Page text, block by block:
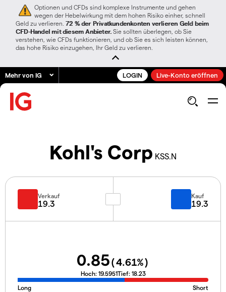
Optionen und CFDs sind komplexe Instrumente und gehen
wegen der Hebelwirkung mit dem hohen Risiko einher, schnell
Geld zu verlieren. 72 % der Privatkundenkonten verlieren Geld beim
CFD-Handel mit diesem Anbieter. Sie sollten überlegen, ob Sie
verstehen, wie CFDs funktionieren, und ob Sie es sich leisten können,
das hohe Risiko einzugehen, Ihr Geld zu verlieren.
Mehr von IG LOGIN Live-Konto eröffnen
Kohl's Corp KSS.N
Verkauf
19.3
Kauf
19.3
0.85(4.61%)
Hoch: 19.5951Tief: 18.23
Long
Short